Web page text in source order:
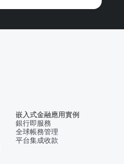
嵌入式金融應用實例
銀行即服務
全球帳務管理
平台集成收款